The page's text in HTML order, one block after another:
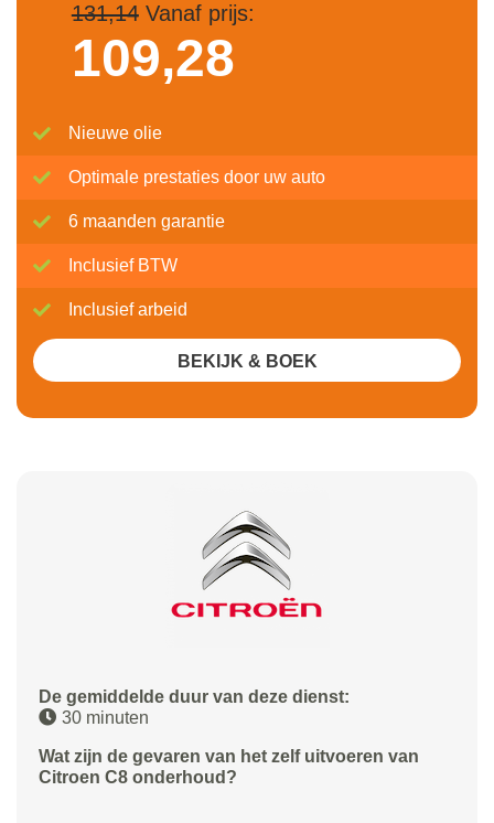
De gemiddelde duur van deze dienst:
30 minuten
Wat zijn de gevaren van het zelf uitvoeren van
Citroen C8 onderhoud?
131,14Vanaf prijs:
109,28
Nieuwe olie
Optimale prestaties door uw auto
6 maanden garantie
Inclusief BTW
Inclusief arbeid
BEKIJK & BOEK